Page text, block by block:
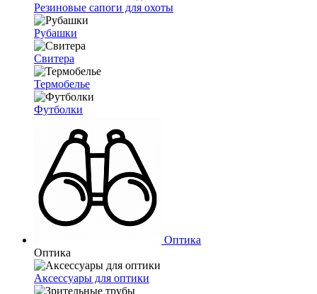
Резиновые сапоги для охоты
Рубашки
Свитера
Термобелье
Футболки
Оптика
Оптика
Аксессуары для оптики